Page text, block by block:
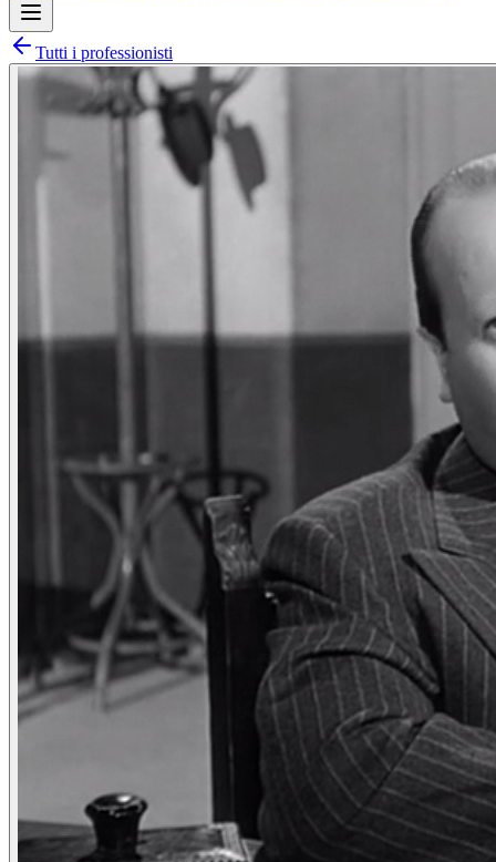
Tutti i professionisti